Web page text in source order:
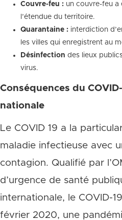
Couvre-feu : un couvre-feu a
l’étendue du territoire.
Quarantaine : interdiction
les villes qui enregistrent au
Désinfection des lieux
virus.
Conséquences du
nationale
Le COVID 19 a la
maladie infectieuse avec
contagion. Qualifié par
d’urgence de santé
internationale, le COVID-
février 2020, une